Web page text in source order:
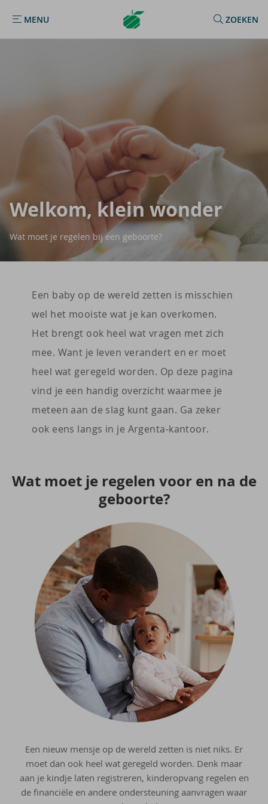
MENU
MENU
Argenta
Homepage
ZOEKEN
Wel­kom, klein won­der
Wat moet je regelen bij een geboorte?
Een baby op de wereld zetten is misschien
wel het mooiste wat je kan overkomen.
Het brengt ook heel wat vragen met zich
mee. Want je leven verandert en er moet
heel wat geregeld worden. Op deze pagina
vind je een handig overzicht waarmee je
meteen aan de slag kunt gaan. Ga zeker
ook eens langs in je Argenta-kantoor.
Wat moet je re­ge­len voor en na de
ge­boor­te?
Een nieuw mensje op de wereld zetten is niet niks. Er
moet dan ook heel wat geregeld worden. Denk maar
aan je kindje laten registreren, kinderopvang regelen en
de financiële en andere ondersteuning aanvragen waar